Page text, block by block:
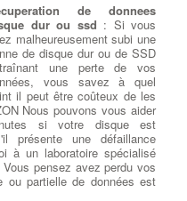
de donnees
dur ou ssd : Si vous
malheureusement subi une
de disque dur ou de SSD
une perte de vos
vous savez à quel
il peut être coûteux de les
Nous pouvons vous aider
si votre disque est
présente une défaillance
à un laboratoire spécialisé
pensez avez perdu vos
ou partielle de données est